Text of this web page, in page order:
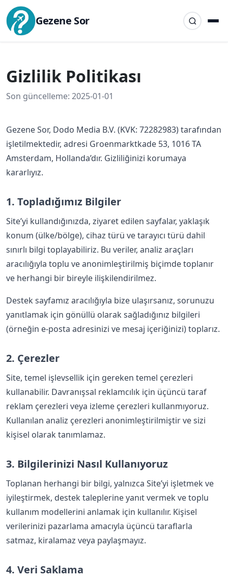
Gezene Sor
Gizlilik Politikası
Son güncelleme: 2025-01-01
Gezene Sor, Dodo Media B.V. (KVK: 72282983) tarafından
işletilmektedir, adresi Groenmarktkade 53, 1016 TA
Amsterdam, Hollanda’dır. Gizliliğinizi korumaya
kararlıyız.
1. Topladığımız Bilgiler
Site’yi kullandığınızda, ziyaret edilen sayfalar, yaklaşık
konum (ülke/bölge), cihaz türü ve tarayıcı türü dahil
sınırlı bilgi toplayabiliriz. Bu veriler, analiz araçları
aracılığıyla toplu ve anonimleştirilmiş biçimde toplanır
ve herhangi bir bireyle ilişkilendirilmez.
Destek sayfamız aracılığıyla bize ulaşırsanız, sorunuzu
yanıtlamak için gönüllü olarak sağladığınız bilgileri
(örneğin e-posta adresinizi ve mesaj içeriğinizi) toplarız.
2. Çerezler
Site, temel işlevsellik için gereken temel çerezleri
kullanabilir. Davranışsal reklamcılık için üçüncü taraf
reklam çerezleri veya izleme çerezleri kullanmıyoruz.
Kullanılan analiz çerezleri anonimleştirilmiştir ve sizi
kişisel olarak tanımlamaz.
3. Bilgilerinizi Nasıl Kullanıyoruz
Toplanan herhangi bir bilgi, yalnızca Site’yi işletmek ve
iyileştirmek, destek taleplerine yanıt vermek ve toplu
kullanım modellerini anlamak için kullanılır. Kişisel
verilerinizi pazarlama amacıyla üçüncü taraflarla
satmaz, kiralamaz veya paylaşmayız.
4. Veri Saklama